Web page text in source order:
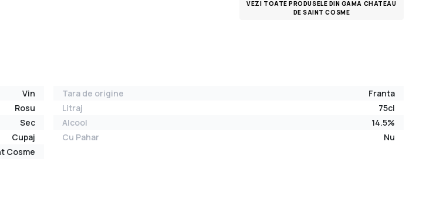
VEZI TOATE PRODUSELE DIN GAMA CHATEAU
DE SAINT COSME
Vin
Rosu
Sec
Cupaj
Cosme
Tara de origine
Franta
Litraj
75cl
Alcool
14.5%
Cu Pahar
Nu